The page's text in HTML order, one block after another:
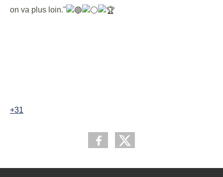
on va plus loin."
+31